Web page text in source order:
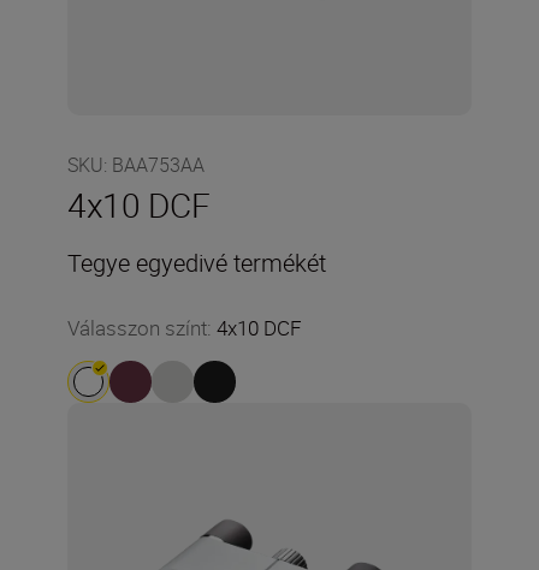
SKU: BAA753AA
4x10 DCF
Tegye egyedivé termékét
Válasszon színt: 4x10 DCF